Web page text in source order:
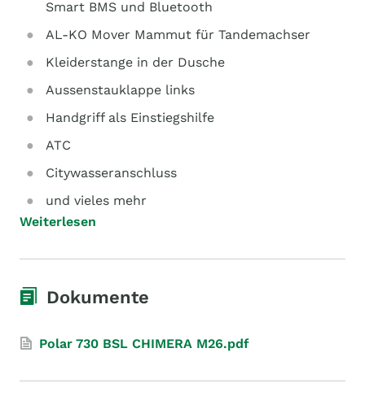
Smart BMS und Bluetooth
AL-KO Mover Mammut für Tandemachser
Kleiderstange in der Dusche
Aussenstauklappe links
Handgriff als Einstiegshilfe
ATC
Citywasseranschluss
und vieles mehr
Weiterlesen
Dokumente
Polar 730 BSL CHIMERA M26.pdf